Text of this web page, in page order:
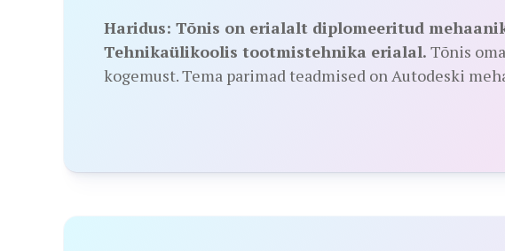
Haridus: Tõnis on erialalt diplomeeritud
Tehnikaülikoolis tootmistehnika erialal. Tõnis
kogemust. Tema parimad teadmised on Autodeski